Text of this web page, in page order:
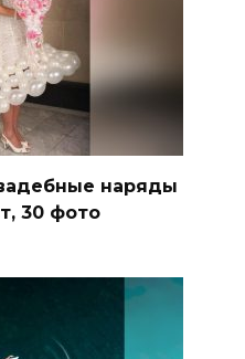
наряды
30 фото